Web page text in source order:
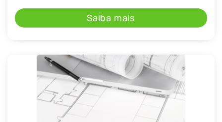
Saiba mais